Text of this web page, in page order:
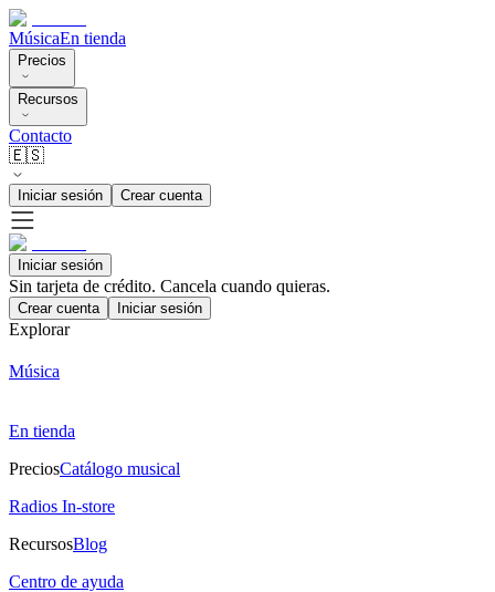
MúsicaEn tienda
Precios
Recursos
Contacto
🇪🇸
Iniciar sesión Crear cuenta
Iniciar sesión
Sin tarjeta de crédito. Cancela cuando quieras.
Crear cuenta Iniciar sesión
Explorar
Música
En tienda
PreciosCatálogo musical
Radios In-store
RecursosBlog
Centro de ayuda